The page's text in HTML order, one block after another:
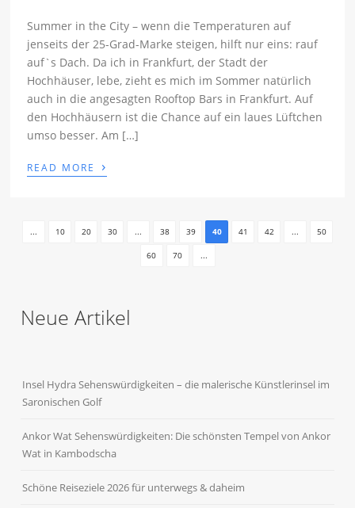
Summer in the City – wenn die Temperaturen auf
jenseits der 25-Grad-Marke steigen, hilft nur eins: rauf
auf`s Dach. Da ich in Frankfurt, der Stadt der
Hochhäuser, lebe, zieht es mich im Sommer natürlich
auch in die angesagten Rooftop Bars in Frankfurt. Auf
den Hochhäusern ist die Chance auf ein laues Lüftchen
umso besser. Am […]
READ MORE ›
... 10 20 30 ... 38 39 40 41 42 ... 50
60 70 ...
Neue Artikel
Insel Hydra Sehenswürdigkeiten – die malerische Künstlerinsel im
Saronischen Golf
Ankor Wat Sehenswürdigkeiten: Die schönsten Tempel von Ankor
Wat in Kambodscha
Schöne Reiseziele 2026 für unterwegs & daheim